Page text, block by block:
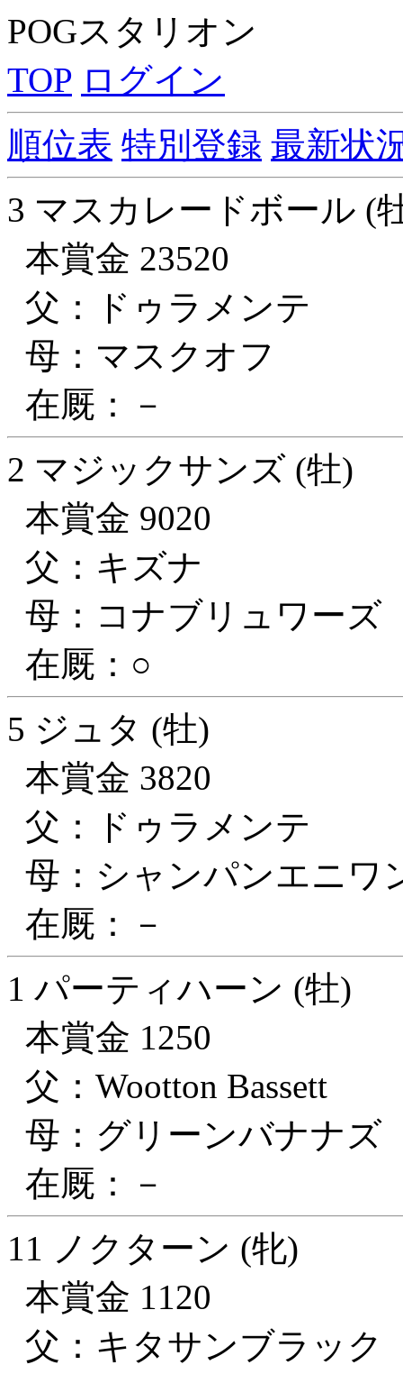
POGスタリオン
TOP ログイン
順位表 特別登録 最新状
3 マスカレードボール (
本賞金 23520
父：ドゥラメンテ
母：マスクオフ
在厩：－
2 マジックサンズ (牡)
本賞金 9020
父：キズナ
母：コナブリュワーズ
在厩：○
5 ジュタ (牡)
本賞金 3820
父：ドゥラメンテ
母：シャンパンエニワ
在厩：－
1 パーティハーン (牡)
本賞金 1250
父：Wootton Bassett
母：グリーンバナナズ
在厩：－
11 ノクターン (牝)
本賞金 1120
父：キタサンブラック